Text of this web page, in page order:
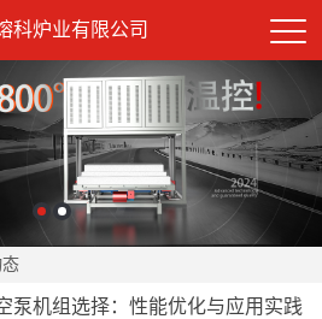
科炉业有限公司
泵机组选择：性能优化与应用实践